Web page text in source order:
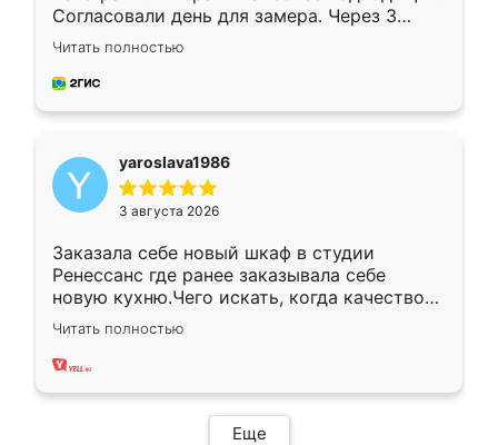
Согласовали день для замера. Через 3
недели кухня была уже готова. Остались
довольны работой. Спасибо Ренессанс
мебель за качественную работу!
Читать полностью
yaroslava1986
3 августа 2026
Заказала себе новый шкаф в студии
Ренессанс где ранее заказывала себе
новую кухню.Чего искать, когда качеством
вполне довольна. Служит кухня уже почти
два года, нареканий нет.
Читать полностью
Еще